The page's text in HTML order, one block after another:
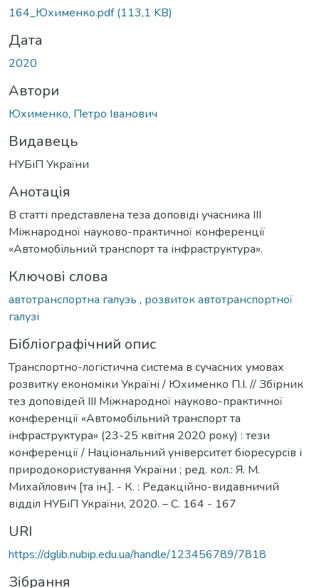
164_Юхименко.pdf(113,1 KB)
Дата
2020
Автори
Юхименко, Петро Іванович
Видавець
НУБіП України
Анотація
В статті представлена теза доповіді учасника ІІІ
Міжнародної науково-практичної конференції
«Автомобільний транспорт та інфраструктура».
Ключові слова
автотранспортна галузь , розвиток автотранспортної
галузі
Бібліографічний опис
Транспортно-логістична система в сучасних умовах
розвитку економіки Україні / Юхименко П.І. // Збірник
тез доповідей ІІІ Міжнародної науково-практичної
конференції «Автомобільний транспорт та
інфраструктура» (23-25 квітня 2020 року) : тези
конференції / Національний університет біоресурсів і
природокористування України ; ред. кол.: Я. М.
Михайлович [та ін.]. - К. : Редакційно-видавничий
відділ НУБіП України, 2020. – С. 164 - 167
URI
https://dglib.nubip.edu.ua/handle/123456789/7818
Зібрання